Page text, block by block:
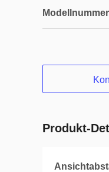
Produkt-